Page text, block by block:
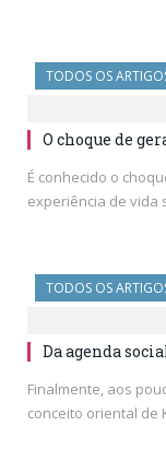
TODOS OS
O choque de
É conhecido o
experiência de vida
TODOS OS
Da agenda
Finalmente, aos
conceito oriental de